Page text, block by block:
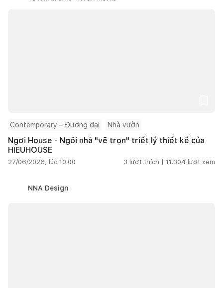
Contemporary – Đương đại Nhà vườn
Ngơi House - Ngôi nhà "vẽ trọn" triết lý thiết kế của
HIEUHOUSE
27/06/2026, lúc 10:00 3 lượt thích | 11.304 lượt xem
NNA Design